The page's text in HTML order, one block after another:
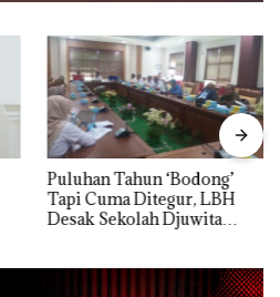
Puluhan Tahun ‘Bodong’
Tapi Cuma Ditegur, LBH
Desak Sekolah Djuwita